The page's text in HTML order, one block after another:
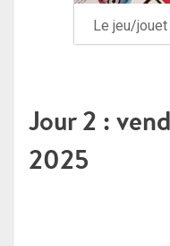
Le jeu/
Jour 2 :
2025